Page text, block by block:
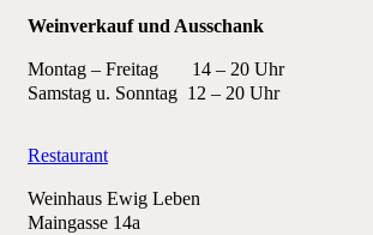
Weinverkauf und Ausschank
Montag – Freitag 14 – 20 Uhr
Samstag u. Sonntag 12 – 20 Uhr
Restaurant
Weinhaus Ewig Leben
Maingasse 14a